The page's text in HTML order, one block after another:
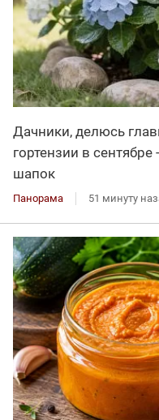
Дачники, делюсь
гортензии в
шапок
Панорама 51 минуту